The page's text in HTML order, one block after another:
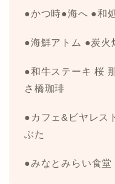
●かつ時●海へ ●和
●海鮮アトム ●炭火
●和牛ステーキ 桜
さ橋珈琲
●カフェ&ビヤレス
ぶた
●みなとみらい食堂